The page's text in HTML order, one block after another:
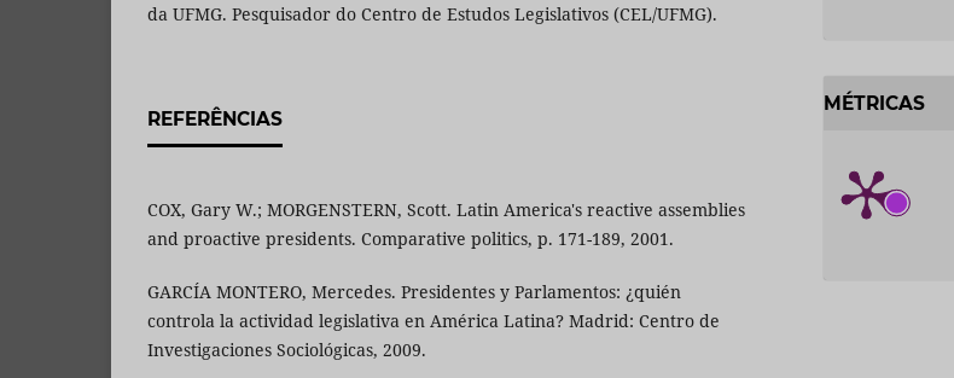
da UFMG. Pesquisador do Centro de Estudos Legislativos (CEL/UFMG).
REFERÊNCIAS
COX, Gary W.; MORGENSTERN, Scott. Latin America's reactive assemblies
and proactive presidents. Comparative politics, p. 171-189, 2001.
GARCÍA MONTERO, Mercedes. Presidentes y Parlamentos: ¿quién
controla la actividad legislativa en América Latina? Madrid: Centro de
Investigaciones Sociológicas, 2009.
MÉTRICAS